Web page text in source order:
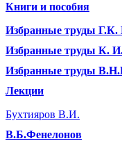
Книги и пособия
Избранные труды Г.К.
Избранные труды К.
Избранные труды
Лекции
Бухтияров В.И.
В.Б.Фенелонов